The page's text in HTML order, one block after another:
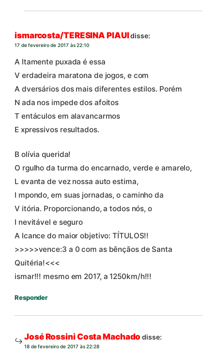
ismarcosta/TERESINA PIAUIdisse:
17 de fevereiro de 2017 às 22:10
A ltamente puxada é essa
V erdadeira maratona de jogos, e com
A dversários dos mais diferentes estilos. Porém
N ada nos impede dos afoitos
T entáculos em alavancarmos
E xpressivos resultados.
B olívia querida!
O rgulho da turma do encarnado, verde e amarelo,
L evanta de vez nossa auto estima,
I mpondo, em suas jornadas, o caminho da
V itória. Proporcionando, a todos nós, o
I nevitável e seguro
A lcance do maior objetivo: TÍTULOS!!
>>>>>vence:3 a 0 com as bênçãos de Santa
Quitéria!<<<
ismar!!! mesmo em 2017, a 1250km/h!!!
Responder
José Rossini Costa Machado disse:
18 de fevereiro de 2017 às 22:28